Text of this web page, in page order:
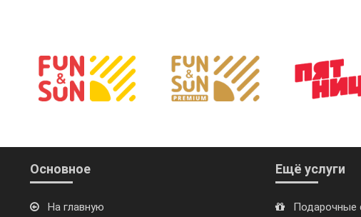
Основное
На главную
Ещё услуги
Подарочные